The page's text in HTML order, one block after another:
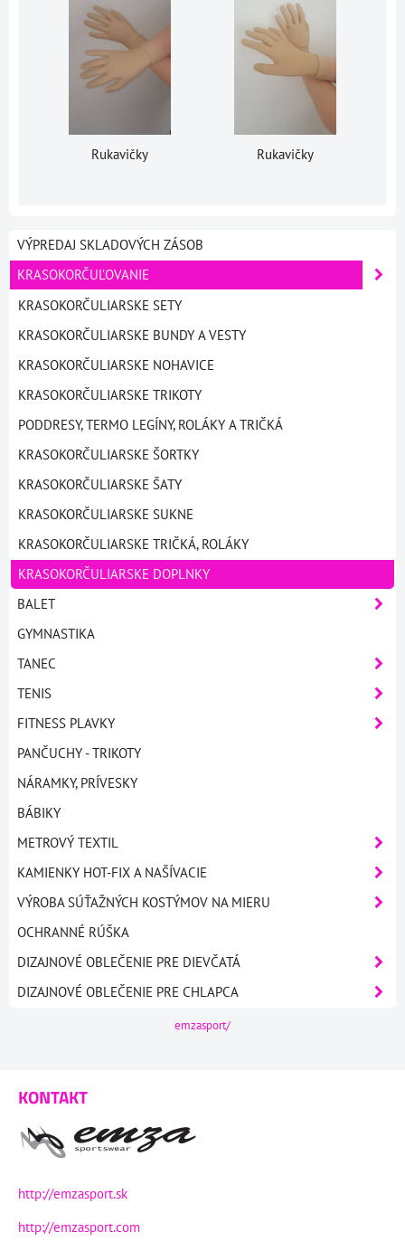
Rukavičky Rukavičky
VÝPREDAJ SKLADOVÝCH ZÁSOB
KRASOKORČUĽOVANIE
KRASOKORČULIARSKE SETY
KRASOKORČULIARSKE BUNDY A VESTY
KRASOKORČULIARSKE NOHAVICE
KRASOKORČULIARSKE TRIKOTY
PODDRESY, TERMO LEGÍNY, ROLÁKY A TRIČKÁ
KRASOKORČULIARSKE ŠORTKY
KRASOKORČULIARSKE ŠATY
KRASOKORČULIARSKE SUKNE
KRASOKORČULIARSKE TRIČKÁ, ROLÁKY
KRASOKORČULIARSKE DOPLNKY
BALET
GYMNASTIKA
TANEC
TENIS
FITNESS PLAVKY
PANČUCHY - TRIKOTY
NÁRAMKY, PRÍVESKY
BÁBIKY
METROVÝ TEXTIL
KAMIENKY HOT-FIX A NAŠÍVACIE
VÝROBA SÚŤAŽNÝCH KOSTÝMOV NA MIERU
OCHRANNÉ RÚŠKA
DIZAJNOVÉ OBLEČENIE PRE DIEVČATÁ
DIZAJNOVÉ OBLEČENIE PRE CHLAPCA
emzasport/
KONTAKT
http://emzasport.sk
http://emzasport.com